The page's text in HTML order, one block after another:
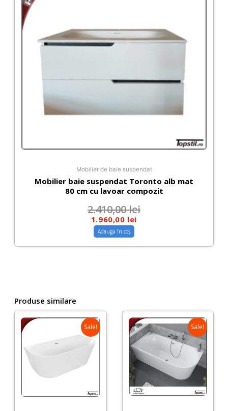
Mobilier de baie suspendat
Mobilier baie suspendat Toronto alb mat
80 cm cu lavoar compozit
2.410,00lei
1.960,00 lei
Adaugă în coș
Produse similare
Sale! Sale!